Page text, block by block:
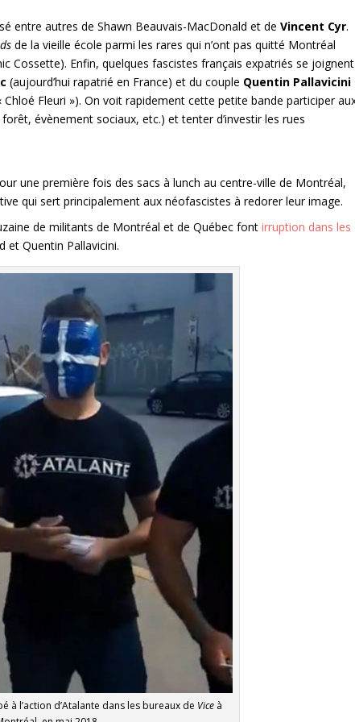
entre autres de Shawn Beauvais-MacDonald et deVincent Cyr.
de la vieille école parmi les rares qui n’ont pas quitté Montréal
Cossette). Enfin, quelques fascistes français expatriés se joignent
(aujourd’hui rapatrié en France) et du couple Quentin Pallavicini
Chloé Fleuri »). On voit rapidement cette petite bande participer
évènement sociaux, etc.) et tenter d’investir les rues
une première fois des sacs à lunch au centre-ville de Montréal,
qui sert principalement aux néofascistes à redorer leur image.
de militants de Montréal et de Québec fontirruption dans les
et Quentin Pallavicini.
à l’action d’Atalante dans les bureaux de Viceà